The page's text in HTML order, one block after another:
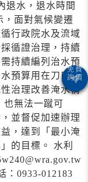
退水，退水時間
面對氣候變遷
行政院水及流域
循證治理，持續
持續編列治水預
預算用在刀口
治理改善淹水情
無法一蹴可
並督促加速辦理
，達到「最小淹
的目標。 水利
：0933-012183